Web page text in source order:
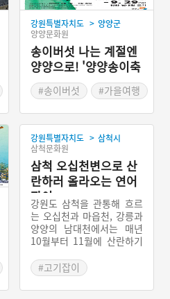
강원특별자치도 > 양양군
양양문화원
송이버섯 나는 계절엔
양양으로! '양양송이축
제'#송이버섯
#가을여행
강원특별자치도 > 삼척시
삼척문화원
삼척 오십천변으로 산
란하러 올라오는 연어
잡이
강원도 삼척을 관통해 흐르
는 오십천과 마읍천, 강릉과
양양의 남대천에서는 매년
10월부터 11월에 산란하기
다. 하천의 중상류로 올라가
면 물의 흐름이 약하고, 모
래와 자갈이 넓게 분포해 있
#고기잡이